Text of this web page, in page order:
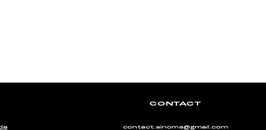
CONTACT
contact.sinoms@gmail.com